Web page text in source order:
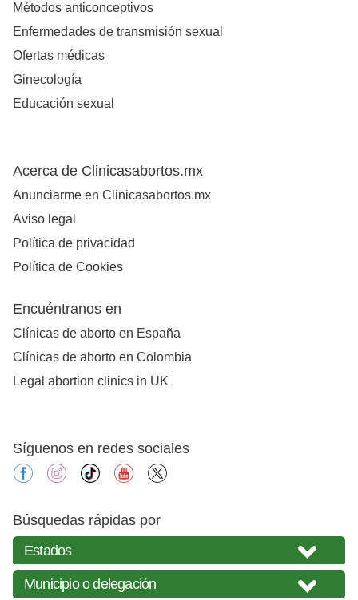
Métodos anticonceptivos
Enfermedades de transmisión sexual
Ofertas médicas
Ginecología
Educación sexual
Acerca de Clinicasabortos.mx
Anunciarme en Clinicasabortos.mx
Aviso legal
Política de privacidad
Política de Cookies
Encuéntranos en
Clínicas de aborto en España
Clínicas de aborto en Colombia
Legal abortion clinics in UK
Síguenos en redes sociales
facebookinstagram
tiktok youtube
Búsquedas rápidas por